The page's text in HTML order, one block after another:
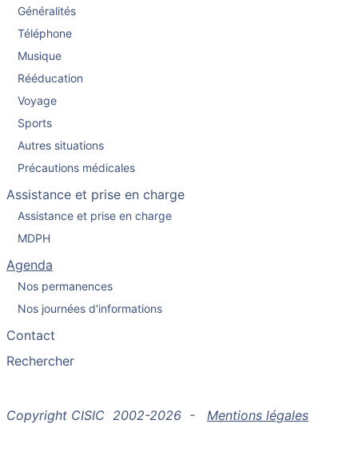
Généralités
Téléphone
Musique
Rééducation
Voyage
Sports
Autres situations
Précautions médicales
Assistance et prise en charge
Assistance et prise en charge
MDPH
Agenda
Nos permanences
Nos journées d'informations
Contact
Rechercher
Copyright CISIC 2002-2026 - Mentions légales